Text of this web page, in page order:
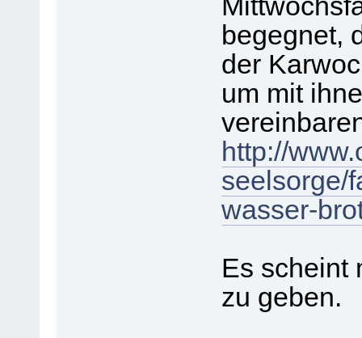
begegnet,
der
um mit
http://
seelsorge/
wasser-
Es scheint
zu geben.